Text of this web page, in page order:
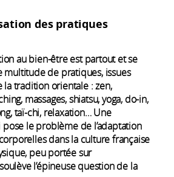
des pratiques
au bien-être est partout et se
multitude de pratiques, issues
tradition orientale : zen,
massages, shiatsu, yoga, do-in,
taï-chi, relaxation… Une
le problème de l’adaptation
dans la culture française
peu portée sur
l’épineuse question de la